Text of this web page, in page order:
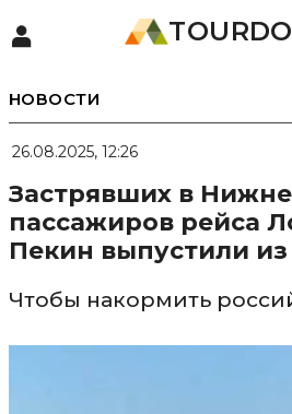
НОВОСТИ
26.08.2025, 12:26
Застрявших в
пассажиров рейса
Пекин выпустили
Чтобы накормить